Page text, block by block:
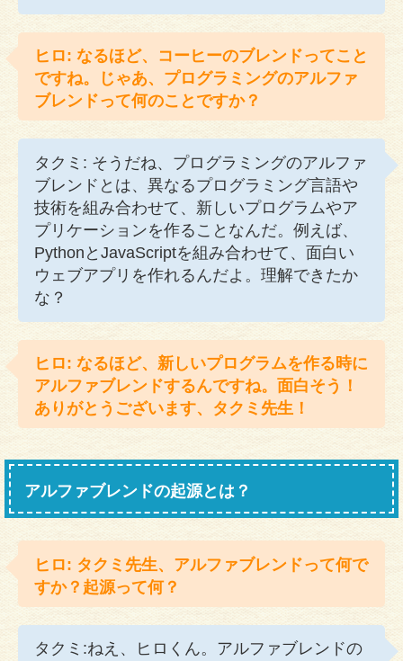
ヒロ: なるほど、コーヒーのブレンドってこと
ですね。じゃあ、プログラミングのアルファ
ブレンドって何のことですか？
タクミ: そうだね、プログラミングのアルファ
ブレンドとは、異なるプログラミング言語や
技術を組み合わせて、新しいプログラムやア
プリケーションを作ることなんだ。例えば、
PythonとJavaScriptを組み合わせて、面白い
ウェブアプリを作れるんだよ。理解できたか
な？
ヒロ: なるほど、新しいプログラムを作る時に
アルファブレンドするんですね。面白そう！
ありがとうございます、タクミ先生！
アルファブレンドの起源とは？
ヒロ: タクミ先生、アルファブレンドって何で
すか？起源って何？
タクミ:ねえ、ヒロくん。アルファブレンドの